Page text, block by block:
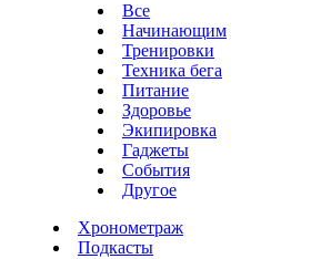
Все
Начинающим
Тренировки
Техника бега
Питание
Здоровье
Экипировка
Гаджеты
События
Другое
Хронометраж
Подкасты